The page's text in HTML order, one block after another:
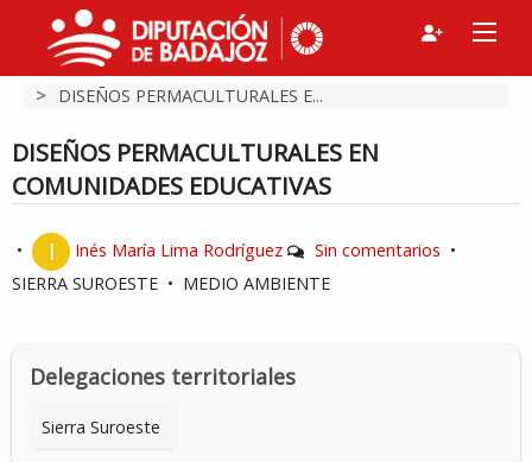
> DISEÑOS PERMACULTURALES E...
DISEÑOS PERMACULTURALES EN
COMUNIDADES EDUCATIVAS
• Inés María Lima Rodríguez Sin comentarios •
SIERRA SUROESTE • MEDIO AMBIENTE
Delegaciones territoriales
Sierra Suroeste